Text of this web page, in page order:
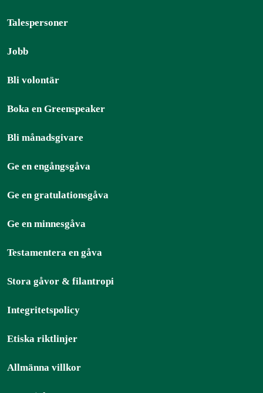
Talespersoner
Jobb
Bli volontär
Boka en Greenspeaker
Bli månadsgivare
Ge en engångsgåva
Ge en gratulationsgåva
Ge en minnesgåva
Testamentera en gåva
Stora gåvor & filantropi
Integritetspolicy
Etiska riktlinjer
Allmänna villkor